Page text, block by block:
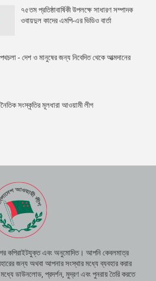
৭৫তম প্রতিষ্ঠাবার্ষিকী উপলক্ষে সাধারণ সম্পাদক
ওবায়দুল কাদের এমপি-এর ভিডিও বার্তা
- দেশ ও মানুষের জন্য নিবেদিত থেকে আত্মদানের
সংস্কৃতির মূলধারা আওয়ামী লীগ
কপিরাইটযুক্ত এবং অনুমোদিত। আপনি কেবলমাত্র
জন্য অথবা আপনার সংস্থার মধ্যে ব্যবহার করার
মধ্যে ডাউনলোড, প্রদর্শন, মুদ্রণ এবং পুনরায় তৈরি করতে